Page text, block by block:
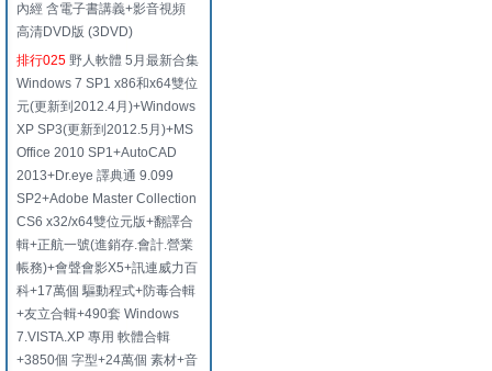
內經 含電子書講義+影音視頻
高清DVD版 (3DVD)
排行025 野人軟體 5月最新合集
Windows 7 SP1 x86和x64雙位
元(更新到2012.4月)+Windows
XP SP3(更新到2012.5月)+MS
Office 2010 SP1+AutoCAD
2013+Dr.eye 譯典通 9.099
SP2+Adobe Master Collection
CS6 x32/x64雙位元版+翻譯合
輯+正航一號(進銷存.會計.營業
帳務)+會聲會影X5+訊連威力百
科+17萬個 驅動程式+防毒合輯
+友立合輯+490套 Windows
7.VISTA.XP 專用 軟體合輯
+3850個 字型+24萬個 素材+音